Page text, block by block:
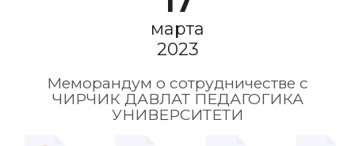
марта
2023
Меморандум о сотрудничестве с
ЧИРЧИК ДАВЛАТ ПЕДАГОГИКА
УНИВЕРСИТЕТИ